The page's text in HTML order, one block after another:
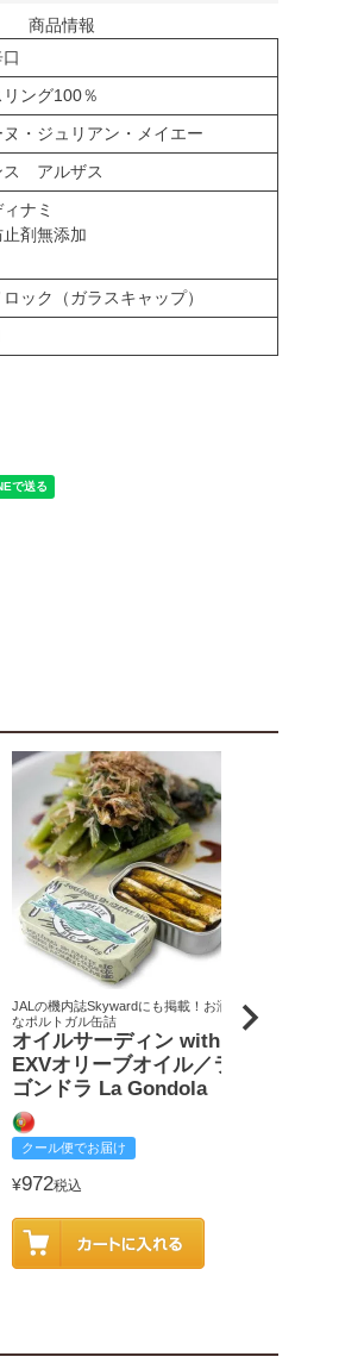
商品情報
リング100％
ヌ・ジュリアン・メイエー
ス アルザス
ナミ
剤無添加
ック（ガラスキャップ）
JALの機内誌Skywardにも掲載！お洒落
なポルトガル缶詰
オイルサーディン with
EXVオリーブオイル／ラ
ゴンドラ La Gondola
クール便でお届け
¥972税込